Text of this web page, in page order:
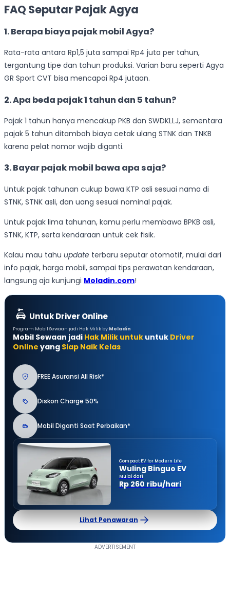
FAQ Seputar Pajak Agya
1. Berapa biaya pajak mobil Agya?
Rata-rata antara Rp1,5 juta sampai Rp4 juta per tahun,
tergantung tipe dan tahun produksi. Varian baru seperti Agya
GR Sport CVT bisa mencapai Rp4 jutaan.
2. Apa beda pajak 1 tahun dan 5 tahun?
Pajak 1 tahun hanya mencakup PKB dan SWDKLLJ, sementara
pajak 5 tahun ditambah biaya cetak ulang STNK dan TNKB
karena pelat nomor wajib diganti.
3. Bayar pajak mobil bawa apa saja?
Untuk pajak tahunan cukup bawa KTP asli sesuai nama di
STNK, STNK asli, dan uang sesuai nominal pajak.
Untuk pajak lima tahunan, kamu perlu membawa BPKB asli,
STNK, KTP, serta kendaraan untuk cek fisik.
Kalau mau tahu update terbaru seputar otomotif, mulai dari
info pajak, harga mobil, sampai tips perawatan kendaraan,
langsung aja kunjungi Moladin.com!
Untuk Driver Online
Program Mobil Sewaan jadi Hak Milik by Moladin
Mobil Sewaan jadi Hak Milik untuk untuk Driver
Online yang Siap Naik Kelas
FREE Asuransi All Risk*
Diskon Charge 50%
Mobil Diganti Saat Perbaikan*
Compact EV for Modern Life
Wuling Binguo EV
Mulai dari
Rp 260 ribu/hari
Lihat Penawaran